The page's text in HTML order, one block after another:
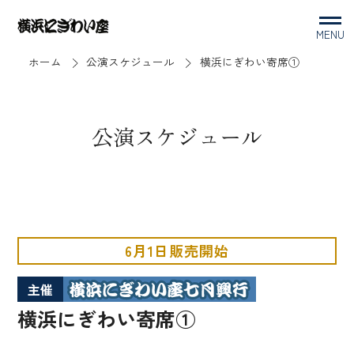
MENU
ホーム
公演スケジュール 横浜にぎわい寄席①
公演スケジュール
6月1日販売開始
主催
横浜にぎわい寄席①